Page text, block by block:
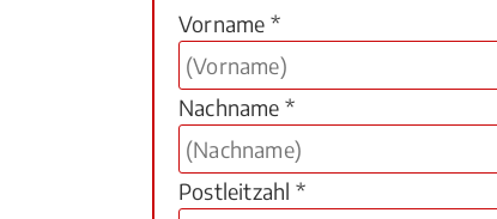
Vorname *
Nachname *
Postleitzahl *